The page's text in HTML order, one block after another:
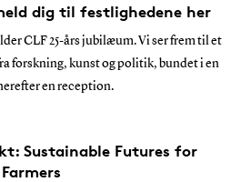
dig til festlighedene her
CLF 25-års jubilæum. Vi ser frem til et
forskning, kunst og politik, bundet i en
en reception.
Sustainable Futures for